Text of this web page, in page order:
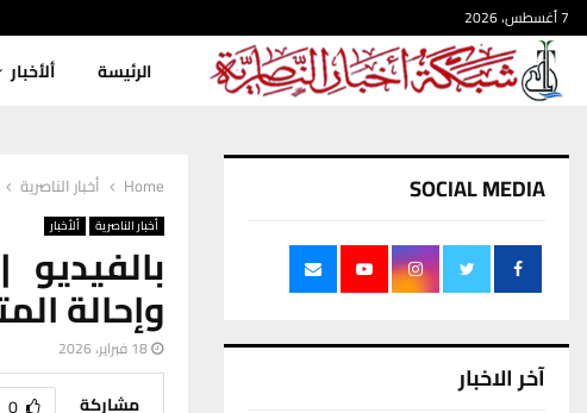
7 أغسطس، 2026
الرئيسة ألأخبار
Home أخبار الناصرية
أخبار الناصرية ألأخبار
وإحالة
18 فبراير، 2026
مشاركة
SOCIAL MEDIA
آخر الاخبار